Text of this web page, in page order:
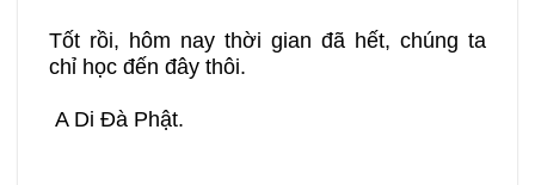
Tốt rồi, hôm nay thời gian đã hết, chúng ta
chỉ học đến đây thôi.
A Di Đà Phật.